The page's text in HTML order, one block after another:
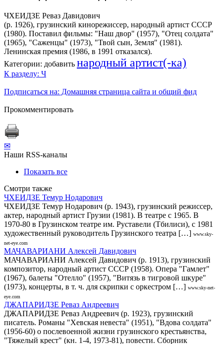
ЧХЕИДЗЕ Реваз Давидович
(р. 1926), грузинский кинорежиссер, народный артист СССР
(1980). Поставил фильмы: "Наш двор" (1957), "Отец солдата"
(1965), "Саженцы" (1973), "Твой сын, Земля" (1981).
Ленинская премия (1986, в 1991 отказался).
Категории: добавить народный артист(-ка)
К разделу: Ч
Подписаться на: Домашняя страница сайта и общий фид
Прокомментировать
✉
Наши RSS-каналы
Показать все
Смотри также
ЧХЕИДЗЕ Темур Нодарович
ЧХЕИДЗЕ Темур Нодарович (р. 1943), грузинский режиссер,
актер, народный артист Грузии (1981). В театре с 1965. В
1970-80 в Грузинском театре им. Руставели (Тбилиси), с 1981
художественный руководитель Грузинского театра […] www.sky-
net-eye.com
МАЧАВАРИАНИ Алексей Давидович
МАЧАВАРИАНИ Алексей Давидович (р. 1913), грузинский
композитор, народный артист СССР (1958). Опера "Гамлет"
(1967), балеты "Отелло" (1957), "Витязь в тигровой шкуре"
(1973), концерты, в т. ч. для скрипки с оркестром […] www.sky-net-
eye.com
ДЖАПАРИДЗЕ Реваз Андреевич
ДЖАПАРИДЗЕ Реваз Андреевич (р. 1923), грузинский
писатель. Романы "Хевская невеста" (1951), "Вдова солдата"
(1956-60) о послевоенной жизни грузинского крестьянства,
"Тяжелый крест" (кн. 1-4, 1973-81), повести. Сборник